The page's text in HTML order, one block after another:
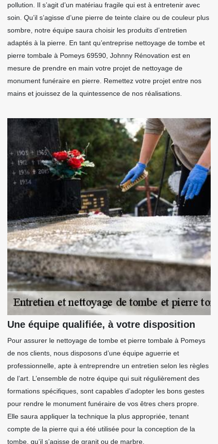
pollution. Il s’agit d’un matériau fragile qui est à entretenir avec
soin. Qu’il s’agisse d’une pierre de teinte claire ou de couleur plus
sombre, notre équipe saura choisir les produits d’entretien
adaptés à la pierre. En tant qu’entreprise nettoyage de tombe et
pierre tombale à Pomeys 69590, Johnny Rénovation est en
mesure de prendre en main votre projet de nettoyage de
monument funéraire en pierre. Remettez votre projet entre nos
mains et jouissez de la quintessence de nos réalisations.
Une équipe qualifiée, à votre disposition
Pour assurer le nettoyage de tombe et pierre tombale à Pomeys
de nos clients, nous disposons d’une équipe aguerrie et
professionnelle, apte à entreprendre un entretien selon les règles
de l’art. L’ensemble de notre équipe qui suit régulièrement des
formations spécifiques, sont capables d’adopter les bons gestes
pour rendre le monument funéraire de vos êtres chers propre.
Elle saura appliquer la technique la plus appropriée, tenant
compte de la pierre qui a été utilisée pour la conception de la
tombe, qu’il s’agisse de granit ou de marbre.